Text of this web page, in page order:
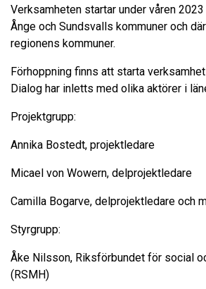
Verksamheten startar under våren
Ånge och Sundsvalls kommuner och
regionens kommuner.
Förhoppning finns att starta
Dialog har inletts med olika aktörer i
Projektgrupp:
Annika Bostedt, projektledare
Micael von Wowern, delprojektledare
Camilla Bogarve, delprojektledare och
Styrgrupp:
Åke Nilsson, Riksförbundet för social
(RSMH)